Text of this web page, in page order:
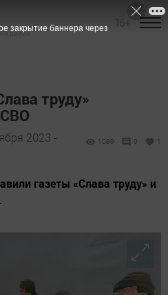
район
труду»
2023 -
1089 0 1
газеты «Слава труду» и
закрытие баннера через